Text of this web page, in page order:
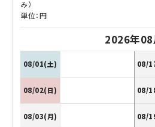
み）
単位：円
2026年08
08/01(土)
08/02(日)
08/03(月)
08/
08/
08/